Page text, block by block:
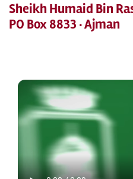
Sheikh Humaid Bin
PO Box 8833 · Ajman